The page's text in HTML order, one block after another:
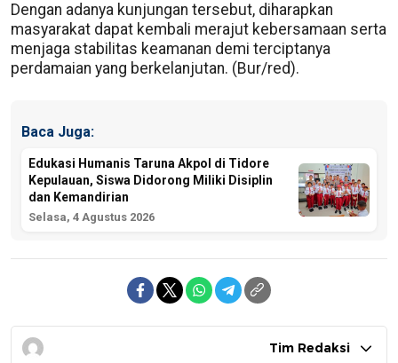
Dengan adanya kunjungan tersebut, diharapkan
masyarakat dapat kembali merajut kebersamaan serta
menjaga stabilitas keamanan demi terciptanya
perdamaian yang berkelanjutan. (Bur/red).
Baca Juga:
Edukasi Humanis Taruna Akpol di Tidore
Kepulauan, Siswa Didorong Miliki Disiplin
dan Kemandirian
Selasa, 4 Agustus 2026
Tim Redaksi